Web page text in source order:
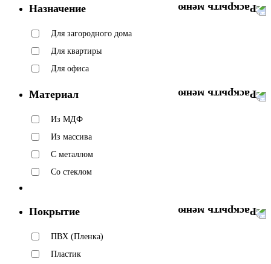
Назначение
Для загородного дома
Для квартиры
Для офиса
Материал
Из МДФ
Из массива
С металлом
Со стеклом
Покрытие
ПВХ (Пленка)
Пластик